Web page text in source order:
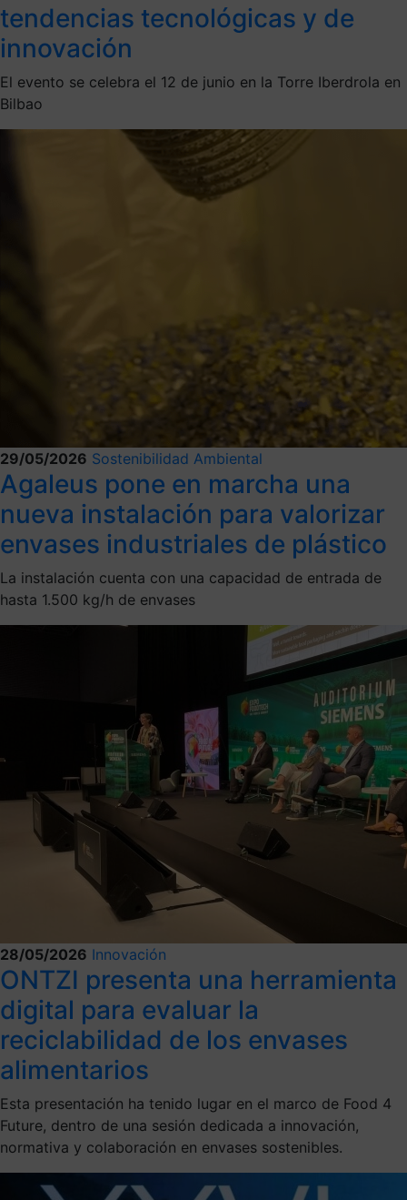
tendencias tecnológicas y de
innovación
El evento se celebra el 12 de junio en la Torre Iberdrola en
Bilbao
29/05/2026 Sostenibilidad Ambiental
Agaleus pone en marcha una
nueva instalación para valorizar
envases industriales de plástico
La instalación cuenta con una capacidad de entrada de
hasta 1.500 kg/h de envases
28/05/2026 Innovación
ONTZI presenta una herramienta
digital para evaluar la
reciclabilidad de los envases
alimentarios
Esta presentación ha tenido lugar en el marco de Food 4
Future, dentro de una sesión dedicada a innovación,
normativa y colaboración en envases sostenibles.